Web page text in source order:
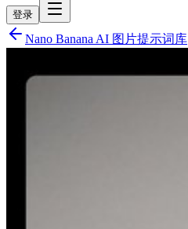
登录
Nano Banana AI 图片提示词库